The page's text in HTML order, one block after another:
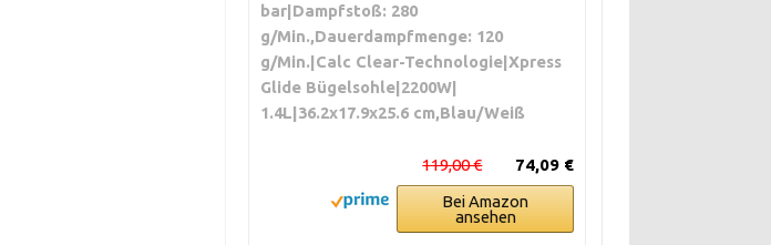
bar|Dampfstoß: 280
g/Min.,Dauerdampfmenge: 120
g/Min.|Calc Clear-Technologie|Xpress
Glide Bügelsohle|2200W|
1.4L|36.2x17.9x25.6 cm,Blau/Weiß
74,09 €
119,00 €
Bei Amazon
ansehen